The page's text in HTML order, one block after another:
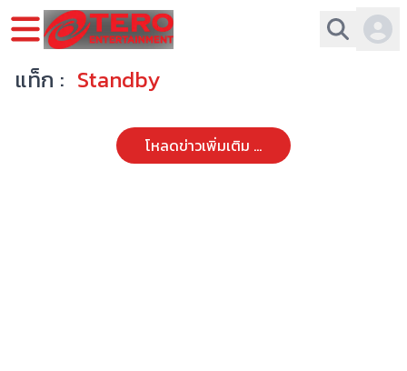
แท็ก : Standby
โหลดข่าวเพิ่มเติม ...